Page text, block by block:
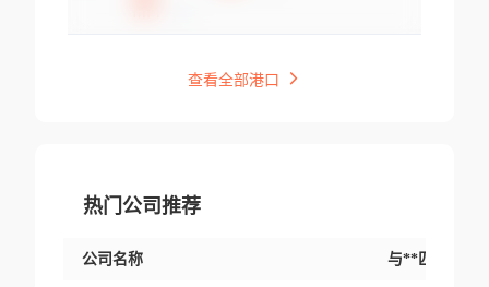
查看全部港口
热门公司推荐
公司名称 与**匹配交易